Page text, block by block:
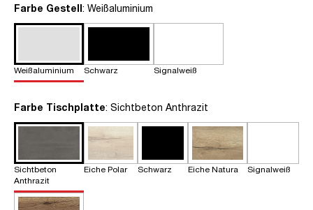
Farbe Gestellauswählen
: Weißaluminium
Weißaluminium Schwarz Signalweiß
Farbe Tischplatteauswählen
: Sichtbeton Anthrazit
Sichtbeton
Anthrazit
Eiche Polar Schwarz Eiche Natura Signalweiß